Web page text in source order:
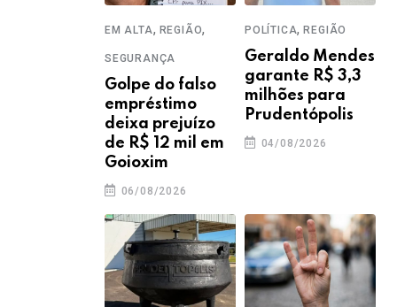
EM ALTA, REGIÃO,
SEGURANÇA
Golpe do falso
empréstimo
deixa prejuízo
de R$ 12 mil em
Goioxim
06/08/2026
POLÍTICA,REGIÃO
Geraldo Mendes
garante R$ 3,3
milhões para
Prudentópolis
04/08/2026